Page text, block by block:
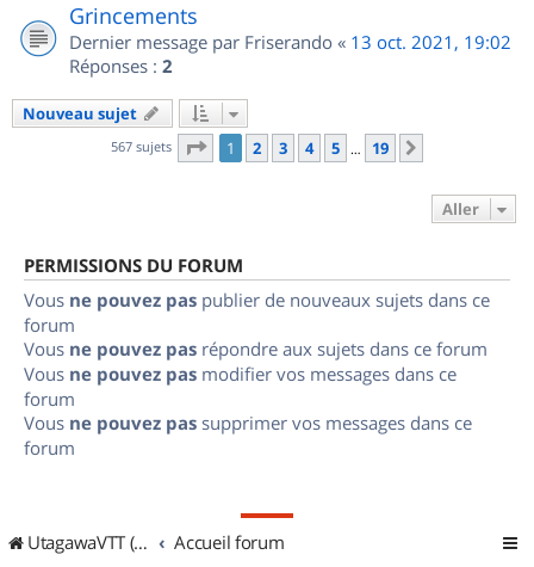
Grincements
Dernier message par Friserando « 13 oct. 2021, 19:02
Réponses : 2
Nouveau sujet
567 sujets Page 1sur
1 2 3 4 5 … 19
Aller
PERMISSIONS DU FORUM
Vous ne pouvez pas publier de nouveaux sujets dans ce
forum
Vous ne pouvez pas répondre aux sujets dans ce forum
Vous ne pouvez pas modifier vos messages dans ce
forum
Vous ne pouvez pas supprimer vos messages dans ce
forum
UtagawaVTT (Randos VTT et VTTAE avec traces GPS) Accueil forum